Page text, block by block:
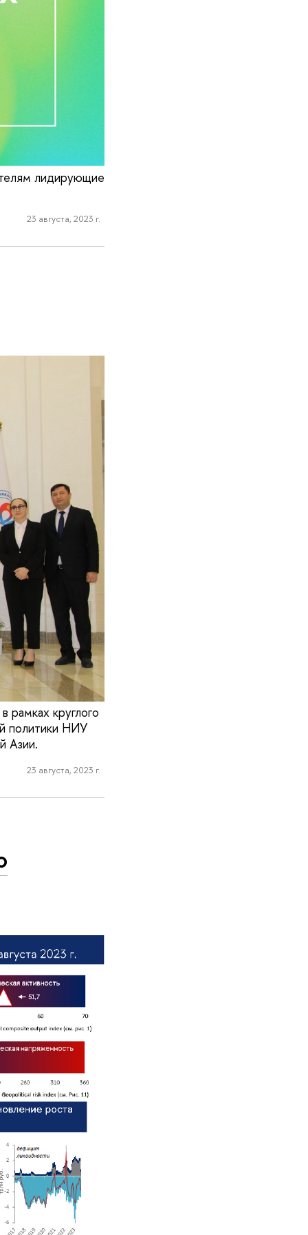
лидирующие
23 августа, 2023 г.
рамках круглого
политики НИУ
Азии.
23 августа, 2023 г.